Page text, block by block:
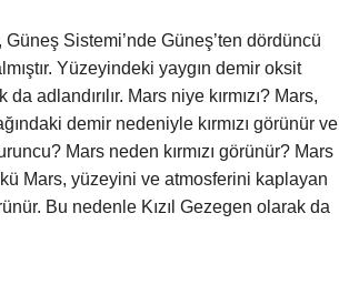
Sistemi’nde Güneş’ten dördüncü
Yüzeyindeki yaygın demir oksit
adlandırılır. Mars niye kırmızı? Mars,
demir nedeniyle kırmızı görünür ve
Mars neden kırmızı görünür? Mars
Mars, yüzeyini ve atmosferini kaplayan
Bu nedenle Kızıl Gezegen olarak da